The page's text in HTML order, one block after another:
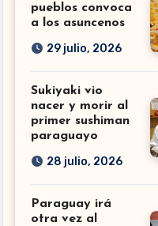
pueblos convoca
a los asuncenos
29 julio, 2026
Sukiyaki vio
nacer y morir al
primer sushiman
paraguayo
28 julio, 2026
Paraguay irá
otra vez al